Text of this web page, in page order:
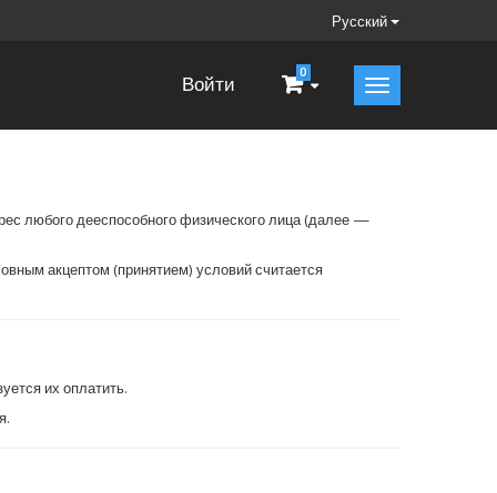
Русский
0
Войти
любого дееспособного физического лица (далее —
акцептом (принятием) условий считается
их оплатить.